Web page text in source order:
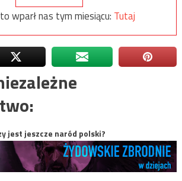
wparł nas tym miesiącu: Tutaj
jest jeszcze naród polski?